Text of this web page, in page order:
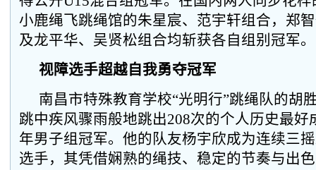
小鹿绳飞跳绳馆的朱星宸、范宇轩组合，郑
及龙平华、吴贤松组合均斩获各自组别冠军。
视障选手超越自我勇夺冠军
南昌市特殊教育学校“光明行”跳绳队的胡
跳中疾风骤雨般地跳出208次的个人历史最好
年男子组冠军。他的队友杨宇欣成为连续三
选手，其凭借娴熟的绳技、稳定的节奏与出